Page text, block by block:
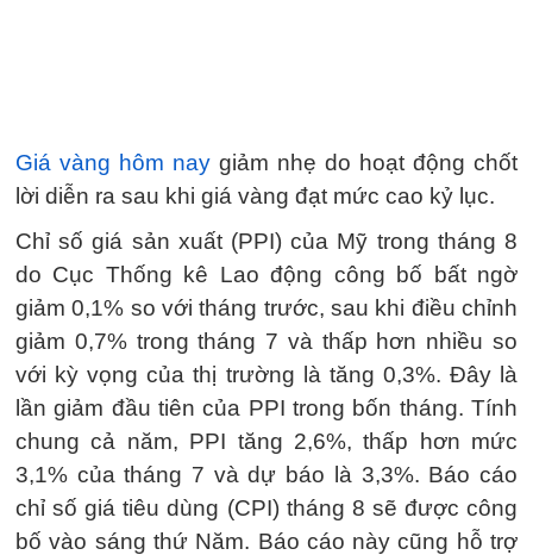
Giá vàng hôm nay giảm nhẹ do hoạt động chốt
lời diễn ra sau khi giá vàng đạt mức cao kỷ lục.
Chỉ số giá sản xuất (PPI) của Mỹ trong tháng 8
do Cục Thống kê Lao động công bố bất ngờ
giảm 0,1% so với tháng trước, sau khi điều chỉnh
giảm 0,7% trong tháng 7 và thấp hơn nhiều so
với kỳ vọng của thị trường là tăng 0,3%. Đây là
lần giảm đầu tiên của PPI trong bốn tháng. Tính
chung cả năm, PPI tăng 2,6%, thấp hơn mức
3,1% của tháng 7 và dự báo là 3,3%. Báo cáo
chỉ số giá tiêu dùng (CPI) tháng 8 sẽ được công
bố vào sáng thứ Năm. Báo cáo này cũng hỗ trợ